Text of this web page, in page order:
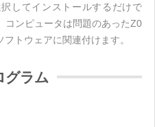
してインストールするだけで
コンピュータは問題のあったZ0
トウェアに関連付けます。
グラム